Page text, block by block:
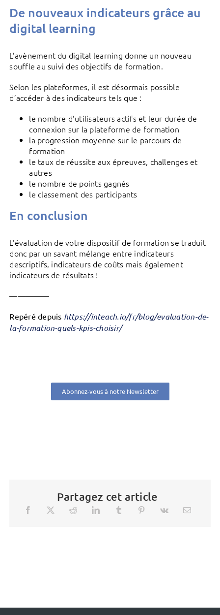
De nouveaux indicateurs grâce au
digital learning
L’avènement du digital learning donne un nouveau
souffle au suivi des objectifs de formation.
Selon les plateformes, il est désormais possible
d’accéder à des indicateurs tels que :
le nombre d’utilisateurs actifs et leur durée de
connexion sur la plateforme de formation
la progression moyenne sur le parcours de
formation
le taux de réussite aux épreuves, challenges et
autres
le nombre de points gagnés
le classement des participants
En conclusion
L’évaluation de votre dispositif de formation se traduit
donc par un savant mélange entre indicateurs
descriptifs, indicateurs de coûts mais également
indicateurs de résultats !
—————
Repéré depuis https://inteach.io/fr/blog/evaluation-de-
la-formation-quels-kpis-choisir/
Abonnez-vous à notre Newsletter
Partagez cet article